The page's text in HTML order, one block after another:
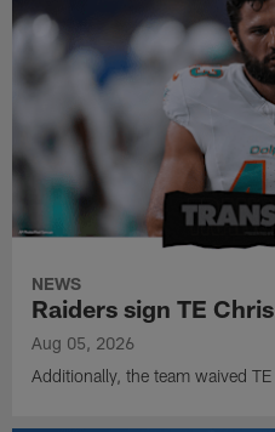
NEWS
Raiders sign TE
Aug 05, 2026
Additionally, the team waived